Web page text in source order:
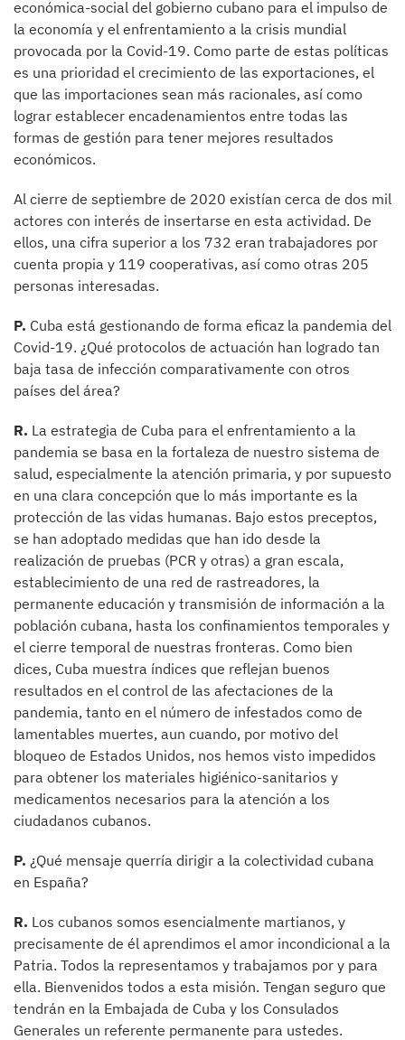
económica-social del gobierno cubano para el impulso de
la economía y el enfrentamiento a la crisis mundial
provocada por la Covid-19. Como parte de estas políticas
es una prioridad el crecimiento de las exportaciones, el
que las importaciones sean más racionales, así como
lograr establecer encadenamientos entre todas las
formas de gestión para tener mejores resultados
económicos.
Al cierre de septiembre de 2020 existían cerca de dos mil
actores con interés de insertarse en esta actividad. De
ellos, una cifra superior a los 732 eran trabajadores por
cuenta propia y 119 cooperativas, así como otras 205
personas interesadas.
P. Cuba está gestionando de forma eficaz la pandemia del
Covid-19. ¿Qué protocolos de actuación han logrado tan
baja tasa de infección comparativamente con otros
países del área?
R. La estrategia de Cuba para el enfrentamiento a la
pandemia se basa en la fortaleza de nuestro sistema de
salud, especialmente la atención primaria, y por supuesto
en una clara concepción que lo más importante es la
protección de las vidas humanas. Bajo estos preceptos,
se han adoptado medidas que han ido desde la
realización de pruebas (PCR y otras) a gran escala,
establecimiento de una red de rastreadores, la
permanente educación y transmisión de información a la
población cubana, hasta los confinamientos temporales y
el cierre temporal de nuestras fronteras. Como bien
dices, Cuba muestra índices que reflejan buenos
resultados en el control de las afectaciones de la
pandemia, tanto en el número de infestados como de
lamentables muertes, aun cuando, por motivo del
bloqueo de Estados Unidos, nos hemos visto impedidos
para obtener los materiales higiénico-sanitarios y
medicamentos necesarios para la atención a los
ciudadanos cubanos.
P. ¿Qué mensaje querría dirigir a la colectividad cubana
en España?
R. Los cubanos somos esencialmente martianos, y
precisamente de él aprendimos el amor incondicional a la
Patria. Todos la representamos y trabajamos por y para
ella. Bienvenidos todos a esta misión. Tengan seguro que
tendrán en la Embajada de Cuba y los Consulados
Generales un referente permanente para ustedes.